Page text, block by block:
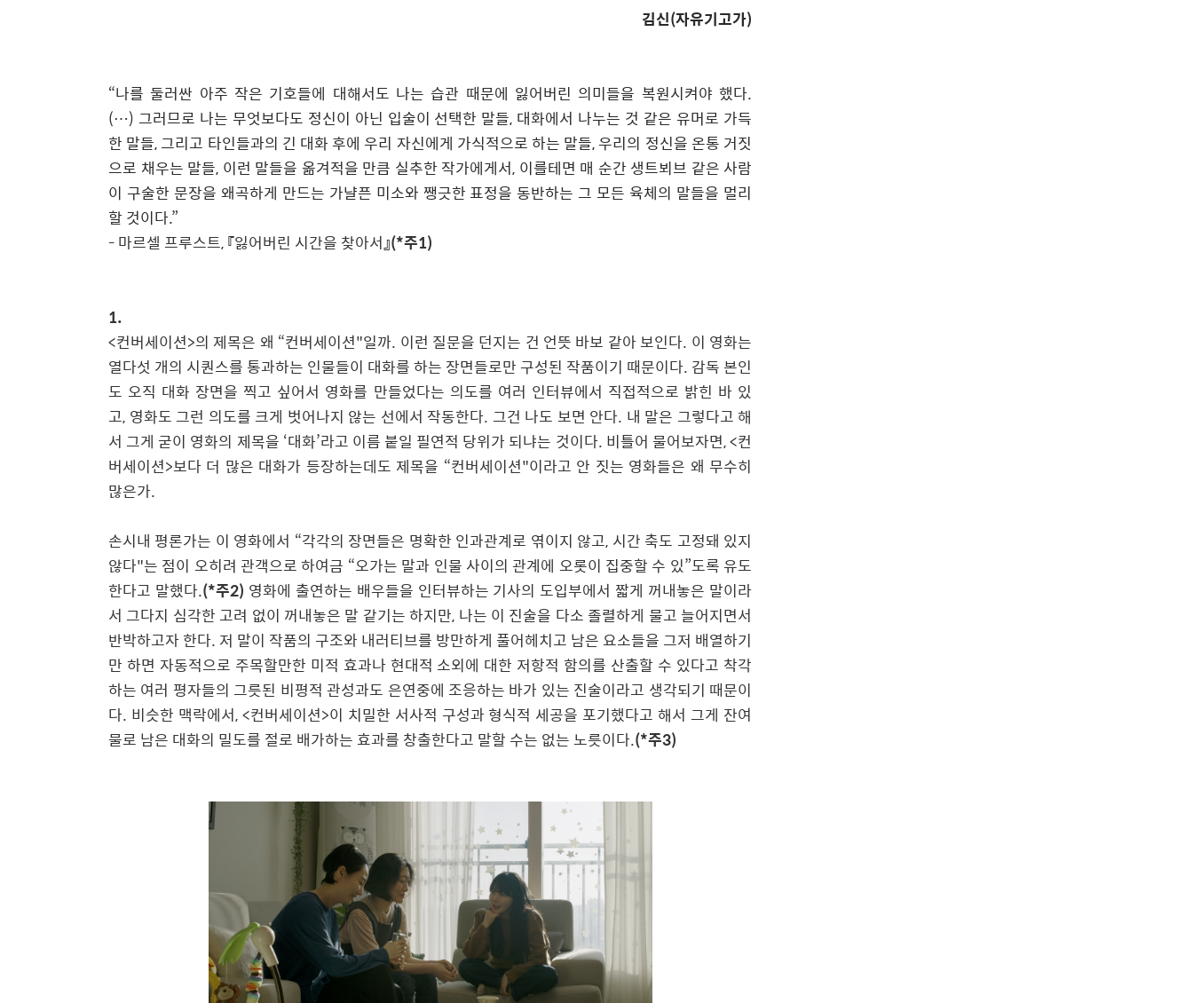
김신(자유기고가)
“나를 둘러싼 아주 작은 기호들에 대해서도 나는 습관 때문에 잃어버린 의미들을 복원시켜야 했다.
(…) 그러므로 나는 무엇보다도 정신이 아닌 입술이 선택한 말들, 대화에서 나누는 것 같은 유머로 가득
한 말들, 그리고 타인들과의 긴 대화 후에 우리 자신에게 가식적으로 하는 말들, 우리의 정신을 온통 거짓
으로 채우는 말들, 이런 말들을 옮겨적을 만큼 실추한 작가에게서, 이를테면 매 순간 생트뵈브 같은 사람
이 구술한 문장을 왜곡하게 만드는 가냘픈 미소와 쨍긋한 표정을 동반하는 그 모든 육체의 말들을 멀리
할 것이다.”
-마르셀 프루스트,『잃어버린 시간을 찾아서』(*주1)
1.
<컨버세이션>의 제목은 왜 “컨버세이션"일까. 이런 질문을 던지는 건 언뜻 바보 같아 보인다. 이 영화는
열다섯 개의 시퀀스를 통과하는 인물들이 대화를 하는 장면들로만 구성된 작품이기 때문이다. 감독 본인
도 오직 대화 장면을 찍고 싶어서 영화를 만들었다는 의도를 여러 인터뷰에서 직접적으로 밝힌 바 있
고, 영화도 그런 의도를 크게 벗어나지 않는 선에서 작동한다. 그건 나도 보면 안다. 내 말은 그렇다고 해
서 그게 굳이 영화의 제목을 ‘대화’라고 이름 붙일 필연적 당위가 되냐는 것이다. 비틀어 물어보자면, <컨
버세이션>보다 더 많은 대화가 등장하는데도 제목을 “컨버세이션"이라고 안 짓는 영화들은 왜 무수히
많은가.
손시내 평론가는 이 영화에서 “각각의 장면들은 명확한 인과관계로 엮이지 않고, 시간 축도 고정돼 있지
않다"는 점이 오히려 관객으로 하여금 “오가는 말과 인물 사이의 관계에 오롯이 집중할 수 있”도록 유도
한다고 말했다.(*주2) 영화에 출연하는 배우들을 인터뷰하는 기사의 도입부에서 짧게 꺼내놓은 말이라
서 그다지 심각한 고려 없이 꺼내놓은 말 같기는 하지만, 나는 이 진술을 다소 졸렬하게 물고 늘어지면서
반박하고자 한다. 저 말이 작품의 구조와 내러티브를 방만하게 풀어헤치고 남은 요소들을 그저 배열하기
만 하면 자동적으로 주목할만한 미적 효과나 현대적 소외에 대한 저항적 함의를 산출할 수 있다고 착각
하는 여러 평자들의 그릇된 비평적 관성과도 은연중에 조응하는 바가 있는 진술이라고 생각되기 때문이
다. 비슷한 맥락에서, <컨버세이션>이 치밀한 서사적 구성과 형식적 세공을 포기했다고 해서 그게 잔여
물로 남은 대화의 밀도를 절로 배가하는 효과를 창출한다고 말할 수는 없는 노릇이다.(*주3)